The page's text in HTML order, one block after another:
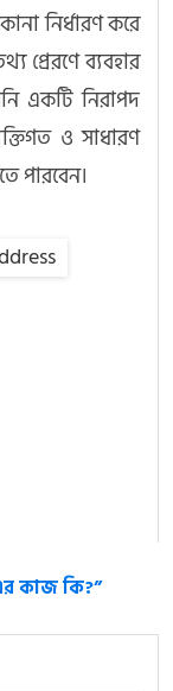
নির্ধারণ করে
প্রেরণে ব্যবহার
একটি নিরাপদ
ও সাধারণ
পারবেন।
কাজ কি?”